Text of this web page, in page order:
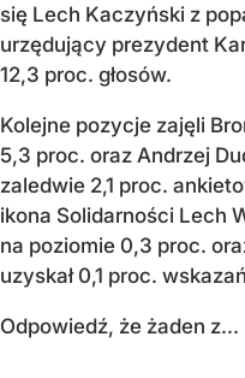
się Lech Kaczyński z
urzędujący prezydent
12,3 proc. głosów.
Kolejne pozycje zajęli
5,3 proc. oraz Andrzej
zaledwie 2,1 proc.
ikona Solidarności Lech
na poziomie 0,3 proc.
uzyskał 0,1 proc.
Odpowiedź, że żaden z...